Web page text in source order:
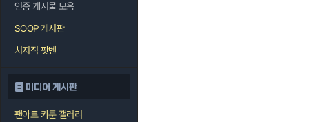
인증 게시물 모음
SOOP 게시판
치지직 팟벤
미디어 게시판
팬아트 카툰 갤러리